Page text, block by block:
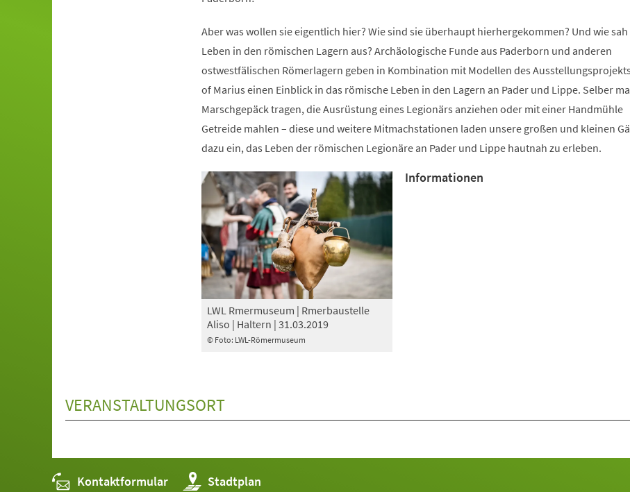
Aber was wollen sie eigentlich hier? Wie sind sie überhaupt hierhergekommen? Und wie sah
Leben in den römischen Lagern aus? Archäologische Funde aus Paderborn und anderen
ostwestfälischen Römerlagern geben in Kombination mit Modellen des
of Marius einen Einblick in das römische Leben in den Lagern an Pader und Lippe. Selber
Marschgepäck tragen, die Ausrüstung eines Legionärs anziehen oder mit einer Handmühle
Getreide mahlen – diese und weitere Mitmachstationen laden unsere großen und kleinen
dazu ein, das Leben der römischen Legionäre an Pader und Lippe hautnah zu erleben.
© Foto: LWL-Römermuseum
LWL Rmermuseum | Rmerbaustelle
Aliso | Haltern | 31.03.2019
Informationen
VERANSTALTUNGSORT
Kontaktformular Stadtplan
(Öffnet